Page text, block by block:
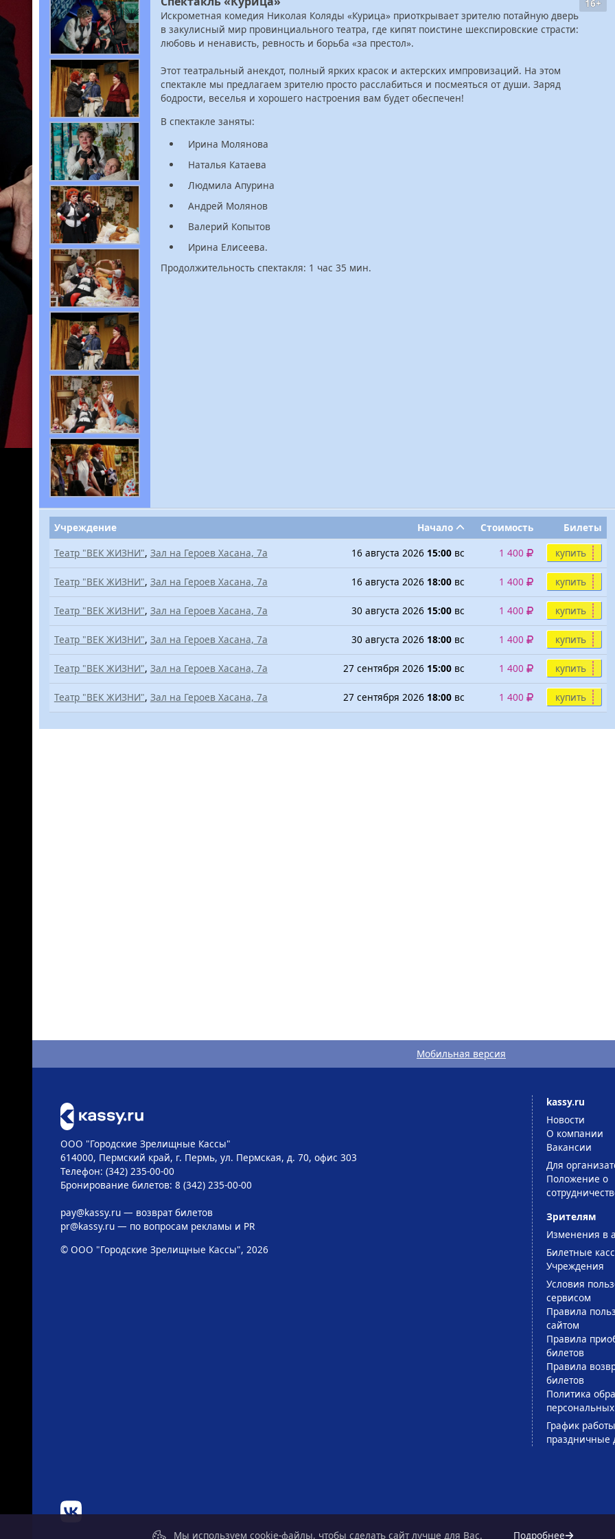
16+
Искрометная комедия Николая Коляды «Курица» приоткрывает зрителю потайную дверь
в закулисный мир провинциального театра, где кипят поистине шекспировские страсти:
любовь и ненависть, ревность и борьба «за престол».
Этот театральный анекдот, полный ярких красок и актерских импровизаций. На этом
спектакле мы предлагаем зрителю просто расслабиться и посмеяться от души. Заряд
бодрости, веселья и хорошего настроения вам будет обеспечен!
В спектакле заняты:
Ирина Молянова
Наталья Катаева
Людмила Апурина
Андрей Молянов
Валерий Копытов
Ирина Елисеева.
Продолжительность спектакля: 1 час 35 мин.
Учреждение Начало Стоимость
Билеты
Театр "ВЕК ЖИЗНИ", Зал на Героев Хасана, 7а 16 августа 2026 15:00 вс 1 400 купить
Театр "ВЕК ЖИЗНИ", Зал на Героев Хасана, 7а 16 августа 2026 18:00 вс 1 400 купить
Театр "ВЕК ЖИЗНИ", Зал на Героев Хасана, 7а 30 августа 2026 15:00 вс 1 400 купить
Театр "ВЕК ЖИЗНИ", Зал на Героев Хасана, 7а 30 августа 2026 18:00 вс 1 400 купить
Театр "ВЕК ЖИЗНИ", Зал на Героев Хасана, 7а 27 сентября 2026 15:00 вс 1 400 купить
Театр "ВЕК ЖИЗНИ", Зал на Героев Хасана, 7а 27 сентября 2026 18:00 вс 1 400 купить
Мобильная версия
ООО "Городские Зрелищные Кассы"
614000, Пермский край, г. Пермь, ул. Пермская, д. 70, офис 303
Телефон: (342) 235-00-00
Бронирование билетов: 8 (342) 235-00-00
pay@kassy.ru— возврат билетов
pr@kassy.ru— по вопросам рекламы и PR
© ООО "Городские Зрелищные Кассы", 2026
kassy.ru
Новости
О компании
Вакансии
Для
Положение о
Зрителям
Изменения в
Билетные
Учреждения
Условия
сервисом
Правила
сайтом
Правила
билетов
Правила
билетов
Политика
График
праздничные
Мы используем cookie-файлы, чтобы сделать сайт лучше для Вас. Подробнее